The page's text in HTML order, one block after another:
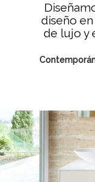
diseño
de lujo y